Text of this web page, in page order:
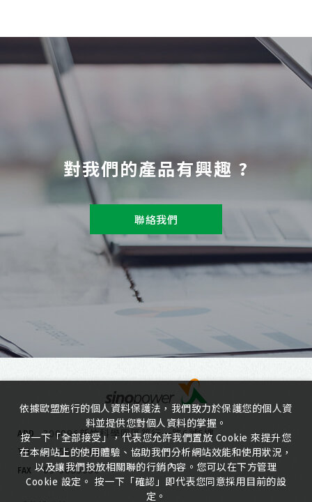
對我們的產品有興趣 ?
聯絡我們
ADD 300096新竹科學園區篤行一路6號5樓
TEL 03-5635818
FAX 03-5635080
依據歐盟施行的個人資料保護法，我們致力於保護您的個人資
料並提供您對個人資料的掌握。
按一下「全部接受」，代表您允許我們置放 Cookie 來提升您
在本網站上的使用體驗、協助我們分析網站效能和使用狀況，
以及讓我們投放相關聯的行銷內容。您可以在下方管理
Cookie 設定。 按一下「確認」即代表您同意採用目前的設
定。